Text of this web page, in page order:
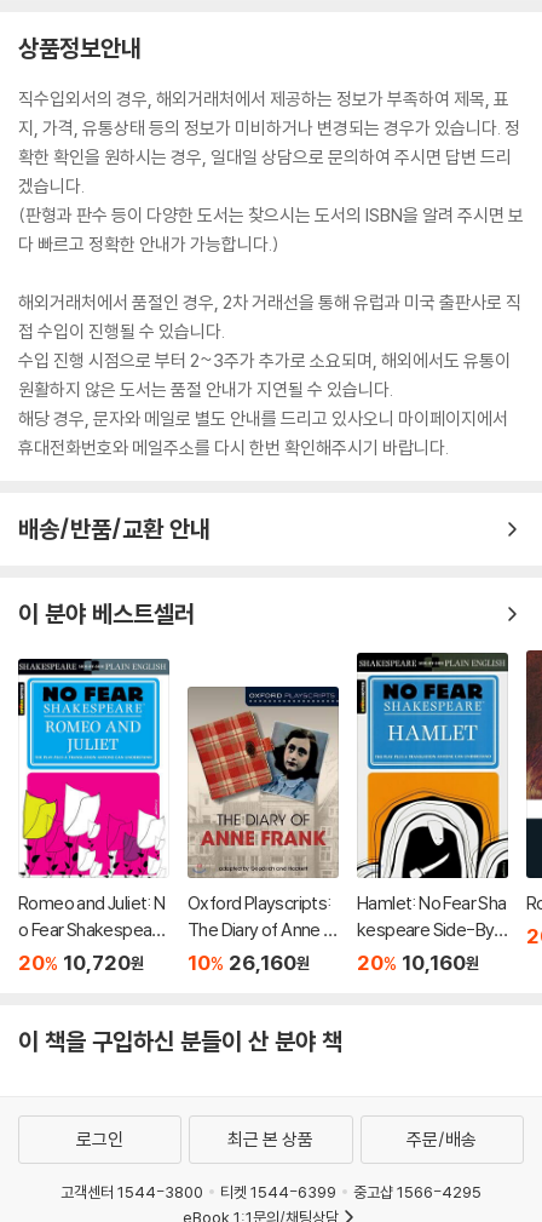
상품정보안내
직수입외서의 경우, 해외거래처에서 제공하는 정보가 부족하여 제목, 표
지, 가격, 유통상태 등의 정보가 미비하거나 변경되는 경우가 있습니다. 정
확한 확인을 원하시는 경우, 일대일 상담으로 문의하여 주시면 답변 드리
겠습니다.
(판형과 판수 등이 다양한 도서는 찾으시는 도서의 ISBN을 알려 주시면 보
다 빠르고 정확한 안내가 가능합니다.)
해외거래처에서 품절인 경우, 2차 거래선을 통해 유럽과 미국 출판사로 직
접 수입이 진행될 수 있습니다.
수입 진행 시점으로 부터 2~3주가 추가로 소요되며, 해외에서도 유통이
원활하지 않은 도서는 품절 안내가 지연될 수 있습니다.
해당 경우, 문자와 메일로 별도 안내를 드리고 있사오니 마이페이지에서
휴대전화번호와 메일주소를 다시 한번 확인해주시기 바랍니다.
배송/반품/교환 안내
이 분야 베스트셀러
Romeo and Juliet: N
o Fear Shakespeare
Side-By-Side Plain
20% 10,720원
Oxford Playscripts:
The Diary of Anne Fr
ank
10% 26,160원
Hamlet: No Fear Sha
kespeare Side-By-
Side Plain English
20% 10,160원
이 책을 구입하신 분들이 산 분야 책
로그인 최근 본 상품 주문/배송
고객센터 1544-3800 티켓 1544-6399
중고샵 1566-4295
eBook 1:1문의/채팅상담